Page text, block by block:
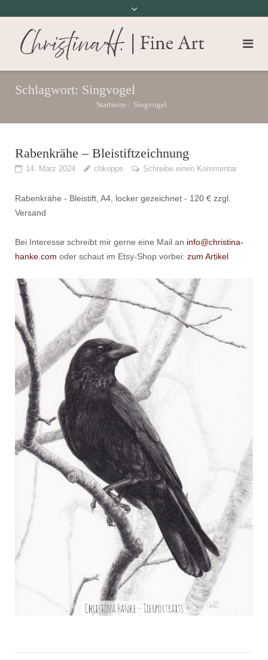
Schlagwort: Singvogel
Startseite / Singvogel
Rabenkrähe – Bleistiftzeichnung
14. März 2024 chkoppe Schreibe einen Kommentar
Rabenkrähe - Bleistift, A4, locker gezeichnet - 120 € zzgl.
Versand
Bei Interesse schreibt mir gerne eine Mail an info@christina-
hanke.com oder schaut im Etsy-Shop vorbei: zum Artikel